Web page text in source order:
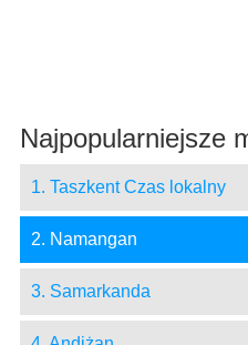
Najpopularniejsze
1. Taszkent Czas lokalny
2. Namangan
3. Samarkanda